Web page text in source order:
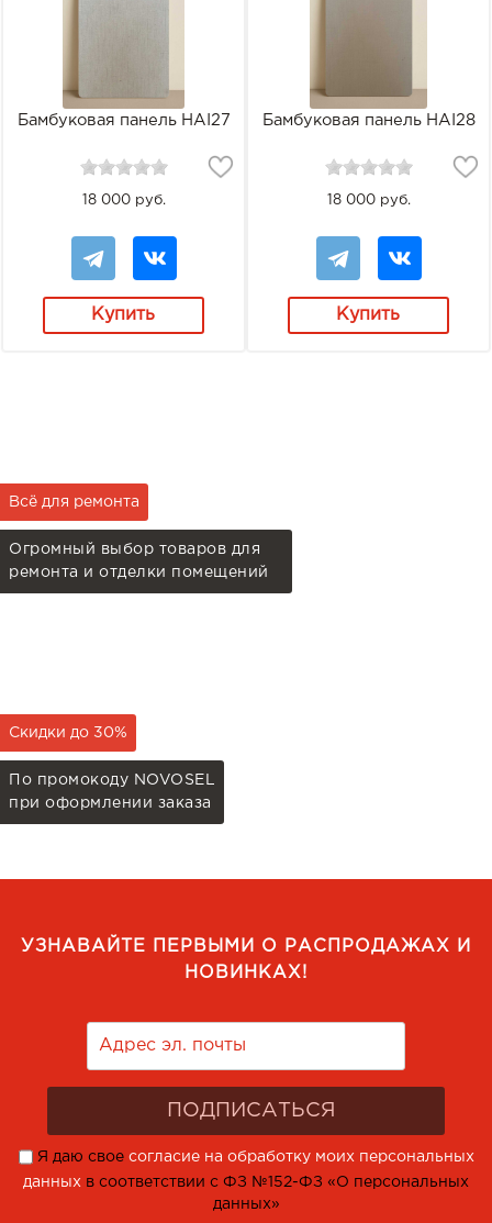
Бамбуковая панель HAI27
18 000 руб.
Купить
Бамбуковая панель HAI28
18 000 руб.
Купить
Всё для ремонта
Огромный выбор товаров для
ремонта и отделки помещений
Скидки до 30%
По промокоду NOVOSEL
при оформлении заказа
УЗНАВАЙТЕ ПЕРВЫМИ О РАСПРОДАЖАХ И
НОВИНКАХ!
Я даю свое согласие на обработку моих персональных
данных в соответствии с ФЗ №152-ФЗ «О персональных
данных»